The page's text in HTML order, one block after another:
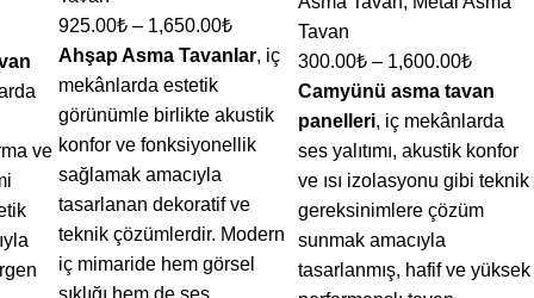
ve
925.00₺ – 1,650.00₺
Ahşap Asma Tavanlar, iç
mekânlarda estetik
görünümle birlikte akustik
konfor ve fonksiyonellik
sağlamak amacıyla
tasarlanan dekoratif ve
teknik çözümlerdir. Modern
iç mimaride hem görsel
şıklığı hem de ses
Tavan
300.00₺ – 1,600.00₺
Camyünü asma tavan
panelleri, iç mekânlarda
ses yalıtımı, akustik konfor
ve ısı izolasyonu gibi teknik
gereksinimlere çözüm
sunmak amacıyla
tasarlanmış, hafif ve yüksek